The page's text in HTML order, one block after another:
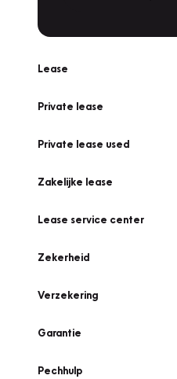
Lease
Private lease
Private lease used
Zakelijke lease
Lease service center
Zekerheid
Verzekering
Garantie
Pechhulp